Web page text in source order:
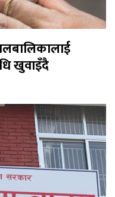
खुवाइँदै